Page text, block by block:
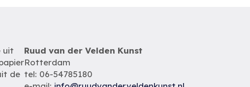
uit
de
Ruud van der Velden Kunst
Rotterdam
tel: 06-54785180